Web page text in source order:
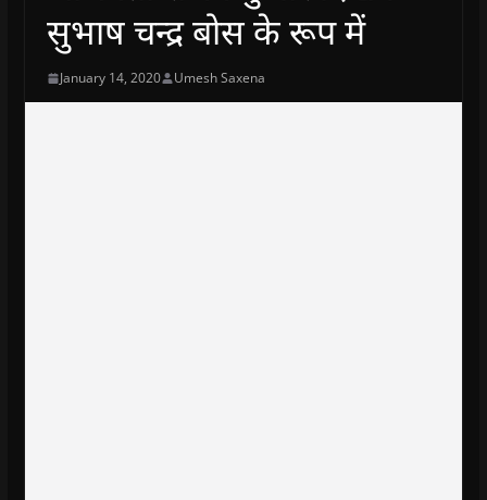
सुभाष चन्द्र बोस के रूप में
January 14, 2020 Umesh Saxena